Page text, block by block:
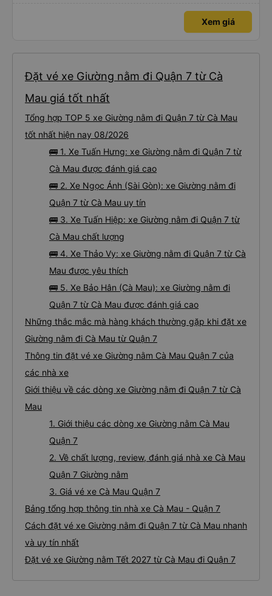
Xem giá
Đặt vé xe Giường nằm đi Quận 7 từ Cà
Mau giá tốt nhất
Tổng hợp TOP 5 xe Giường nằm đi Quận 7 từ Cà Mau
tốt nhất hiện nay 08/2026
🚌 1. Xe Tuấn Hưng: xe Giường nằm đi Quận 7 từ
Cà Mau được đánh giá cao
🚌 2. Xe Ngọc Ánh (Sài Gòn): xe Giường nằm đi
Quận 7 từ Cà Mau uy tín
🚌 3. Xe Tuấn Hiệp: xe Giường nằm đi Quận 7 từ
Cà Mau chất lượng
🚌 4. Xe Thảo Vy: xe Giường nằm đi Quận 7 từ Cà
Mau được yêu thích
🚌 5. Xe Bảo Hân (Cà Mau): xe Giường nằm đi
Quận 7 từ Cà Mau được đánh giá cao
Những thắc mắc mà hàng khách thường gặp khi đặt xe
Giường nằm đi Cà Mau từ Quận 7
Thông tin đặt vé xe Giường nằm Cà Mau Quận 7 của
các nhà xe
Giới thiệu về các dòng xe Giường nằm đi Quận 7 từ Cà
Mau
1. Giới thiệu các dòng xe Giường nằm Cà Mau
Quận 7
2. Về chất lượng, review, đánh giá nhà xe Cà Mau
Quận 7 Giường nằm
3. Giá vé xe Cà Mau Quận 7
Bảng tổng hợp thông tin nhà xe Cà Mau - Quận 7
Cách đặt vé xe Giường nằm đi Quận 7 từ Cà Mau nhanh
và uy tín nhất
Đặt vé xe Giường nằm Tết 2027 từ Cà Mau đi Quận 7